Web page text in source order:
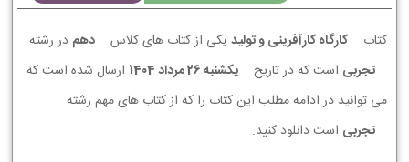
کتاب کارگاه کارآفرینی و تولیدیکی از کتاب های کلاس دهم در رشته
تجربی است که در تاریخ يكشنبه 26 مرداد 1404
ارسال شده است که
می توانید در ادامه مطلب این کتاب را که از کتاب های مهم رشته
تجربی است دانلود کنید.